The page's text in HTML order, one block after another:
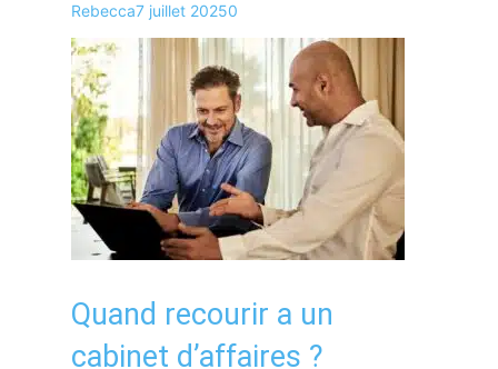
Rebecca7 juillet 20250
Quand recourir a un
cabinet d’affaires ?